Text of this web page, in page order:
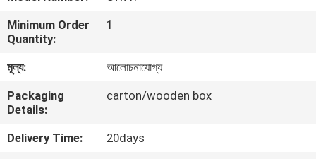
সম্বন্ধে
কারখানা
পরিদর্শন
গুণমান
নিয়ন্ত্রণ
Minimum Order
Quantity:
1
মূল্য:
আলোচনাযোগ্য
Packaging
Details:
carton/wooden box
Delivery Time:
20days